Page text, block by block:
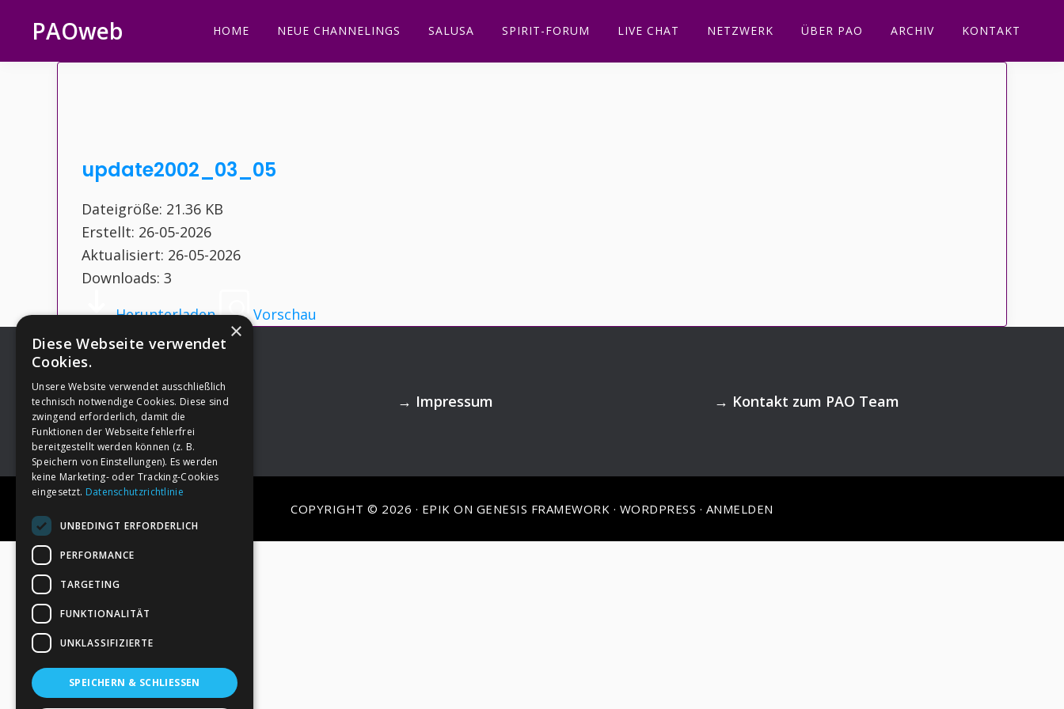
Hauptnavigation
springen
Inhalt
springen
Seitenspalte
springen
Fußzeile
springen
PAOweb HOME NEUE CHANNELINGS SALUSA SPIRIT-FORUM LIVE CHAT NETZWERK ÜBER PAO ARCHIV KONTAKT
update2002_03_05
Dateigröße: 21.36 KB
Erstellt: 26-05-2026
Aktualisiert: 26-05-2026
Downloads: 3
Herunterladen
Vorschau
Footer →Deine Spende → Impressum → Kontakt zum PAO Team
COPYRIGHT © 2026 · EPIK ON GENESIS FRAMEWORK · WORDPRESS · ANMELDEN
×
Diese Webseite verwendet
Cookies.
Unsere Website verwendet ausschließlich
technisch notwendige Cookies. Diese sind
zwingend erforderlich, damit die
Funktionen der Webseite fehlerfrei
bereitgestellt werden können (z. B.
Speichern von Einstellungen). Es werden
keine Marketing- oder Tracking-Cookies
eingesetzt. Datenschutzrichtlinie
UNBEDINGT ERFORDERLICH
PERFORMANCE
TARGETING
FUNKTIONALITÄT
UNKLASSIFIZIERTE
SPEICHERN & SCHLIESSEN